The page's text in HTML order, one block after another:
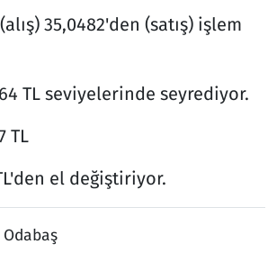
35,0482'den (satış) işlem
TL seviyelerinde seyrediyor.
TL
el değiştiriyor.
Bilim